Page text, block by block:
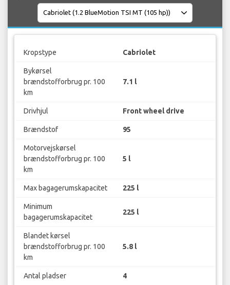
Kropstype Cabriolet
Bykørsel
brændstofforbrug pr. 100
km
7.1 l
Drivhjul Front wheel drive
Brændstof 95
Motorvejskørsel
brændstofforbrug pr. 100
km
5 l
Max bagagerumskapacitet 225 l
Minimum
bagagerumskapacitet
225 l
Blandet kørsel
brændstofforbrug pr. 100
km
5.8 l
Antal pladser 4